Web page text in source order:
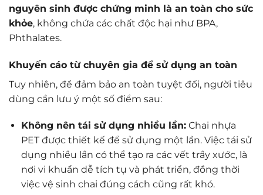
nguyên sinh được chứng minh là an toàn cho sức
khỏe, không chứa các chất độc hại như BPA,
Phthalates.
Khuyến cáo từ chuyên gia để sử dụng an toàn
Tuy nhiên, để đảm bảo an toàn tuyệt đối, người tiêu
dùng cần lưu ý một số điểm sau:
Không nên tái sử dụng nhiều lần:Chai nhựa
PET được thiết kế để sử dụng một lần. Việc tái sử
dụng nhiều lần có thể tạo ra các vết trầy xước, là
nơi vi khuẩn dễ tích tụ và phát triển, đồng thời
việc vệ sinh chai đúng cách cũng rất khó.